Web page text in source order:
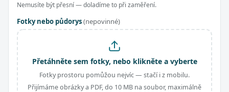
Nemusíte být přesní — doladíme to při zaměření.
Fotky nebo půdorys(nepovinné)
Přetáhněte sem fotky, nebo klikněte a vyberte
Fotky prostoru pomůžou nejvíc — stačí i z mobilu.
Přijímáme obrázky a PDF, do 10 MB na soubor, maximálně